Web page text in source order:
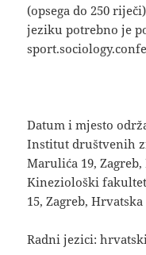
(opsega do 250
jeziku potrebno je
Datum i mjesto
Institut društvenih
Marulića 19, Zagreb,
Kineziološki
15, Zagreb, Hrvatska
Radni jezici: